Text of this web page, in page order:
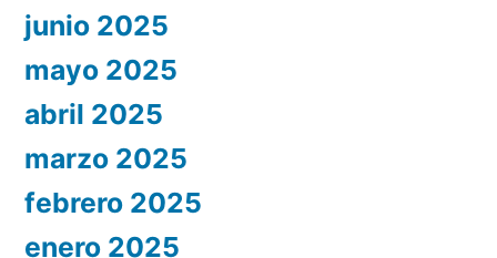
junio 2025
mayo 2025
abril 2025
marzo 2025
febrero 2025
enero 2025